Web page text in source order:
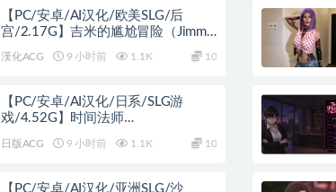
【PC/安卓/AI汉化/欧美SLG/后
宫/2.17G】吉米的尴尬冒险（Jimmy
Awkward Adventures） Ver0.36.0 AI
汉化版+PC+安卓+欧美SLG游戏
漢化ACG 9 小时前 1.1K 10
【PC/安卓/AI汉化/日系/SLG游
戏/4.52G】时间法师
(Chronoromancer) Ver0.9.6.1 AI汉化
版+PC+安卓+日系SLG游戏+4.52G
日版ACG 9 小时前 1.1K 10
【PC/安卓/AI汉化/亚洲SLG/沙